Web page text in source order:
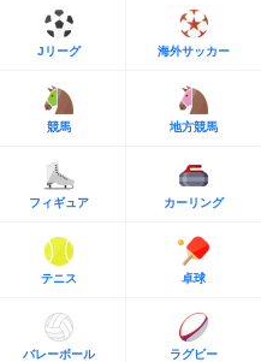
Jリーグ 海外サッカー
競馬 地方競馬
フィギュア カーリング
テニス 卓球
バレーボール ラグビー